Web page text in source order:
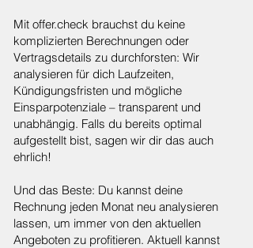
Mit offer.check brauchst du keine
komplizierten Berechnungen oder
Vertragsdetails zu durchforsten: Wir
analysieren für dich Laufzeiten,
Kündigungsfristen und mögliche
Einsparpotenziale – transparent und
unabhängig. Falls du bereits optimal
aufgestellt bist, sagen wir dir das auch
ehrlich!
Und das Beste: Du kannst deine
Rechnung jeden Monat neu analysieren
lassen, um immer von den aktuellen
Angeboten zu profitieren. Aktuell kannst